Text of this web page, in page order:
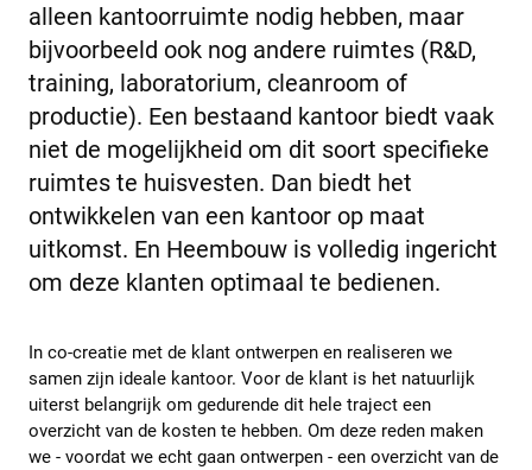
alleen kantoorruimte nodig hebben, maar
bijvoorbeeld ook nog andere ruimtes (R&D,
training, laboratorium, cleanroom of
productie). Een bestaand kantoor biedt vaak
niet de mogelijkheid om dit soort specifieke
ruimtes te huisvesten. Dan biedt het
ontwikkelen van een kantoor op maat
uitkomst. En Heembouw is volledig ingericht
om deze klanten optimaal te bedienen.
In co-creatie met de klant ontwerpen en realiseren we
samen zijn ideale kantoor. Voor de klant is het natuurlijk
uiterst belangrijk om gedurende dit hele traject een
overzicht van de kosten te hebben. Om deze reden maken
we - voordat we echt gaan ontwerpen - een overzicht van de